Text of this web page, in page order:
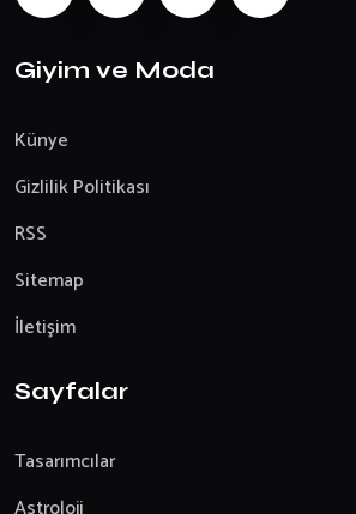
Giyim ve Moda
Künye
Gizlilik Politikası
RSS
Sitemap
İletişim
Sayfalar
Tasarımcılar